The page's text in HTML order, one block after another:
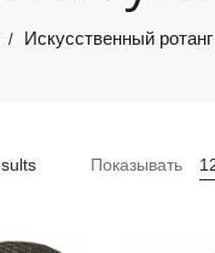
/ Искусственный
Показывать